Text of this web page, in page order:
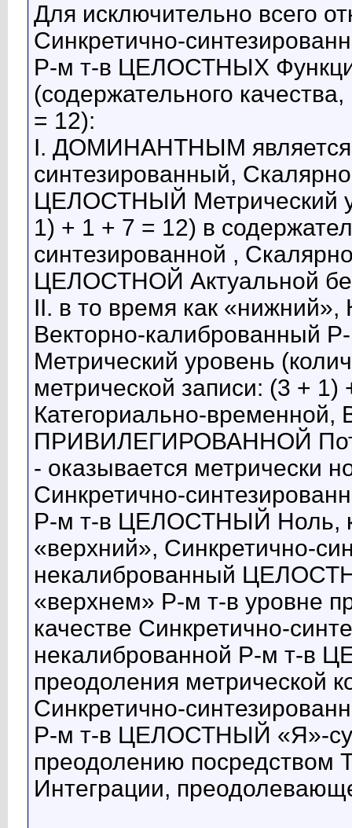
Для исключительно всего
Синкретично-
Р-м т-в ЦЕЛОСТНЫХ
(содержательного
= 12):
I. ДОМИНАНТНЫМ является
синтезированный,
ЦЕЛОСТНЫЙ Метрический
1) + 1 + 7 = 12) в
синтезированной ,
ЦЕЛОСТНОЙ Актуальной
II. в то время как
Векторно-
Метрический уровень
метрической записи: (3 +
Категориально-временной,
ПРИВИЛЕГИРОВАННОЙ
- оказывается метрически
Синкретично-
Р-м т-в ЦЕЛОСТНЫЙ Ноль,
«верхний», Синкретично-
некалиброванный
«верхнем» Р-м т-в уровне
качестве Синкретично-
некалиброванной Р-м т-в
преодоления метрической
Синкретично-
Р-м т-в ЦЕЛОСТНЫЙ «Я»-
преодолению посредством
Интеграции,